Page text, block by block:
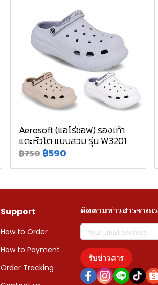
Aerosoft (แอโร่ซอฟ) รองเท้า
แตะหัวโต แบบสวม รุ่น W3201
฿750 ฿590
Support
How to Order
How to Payment
Order Tracking
ติดตามข่าวสารจากเ
รับข่าวสาร